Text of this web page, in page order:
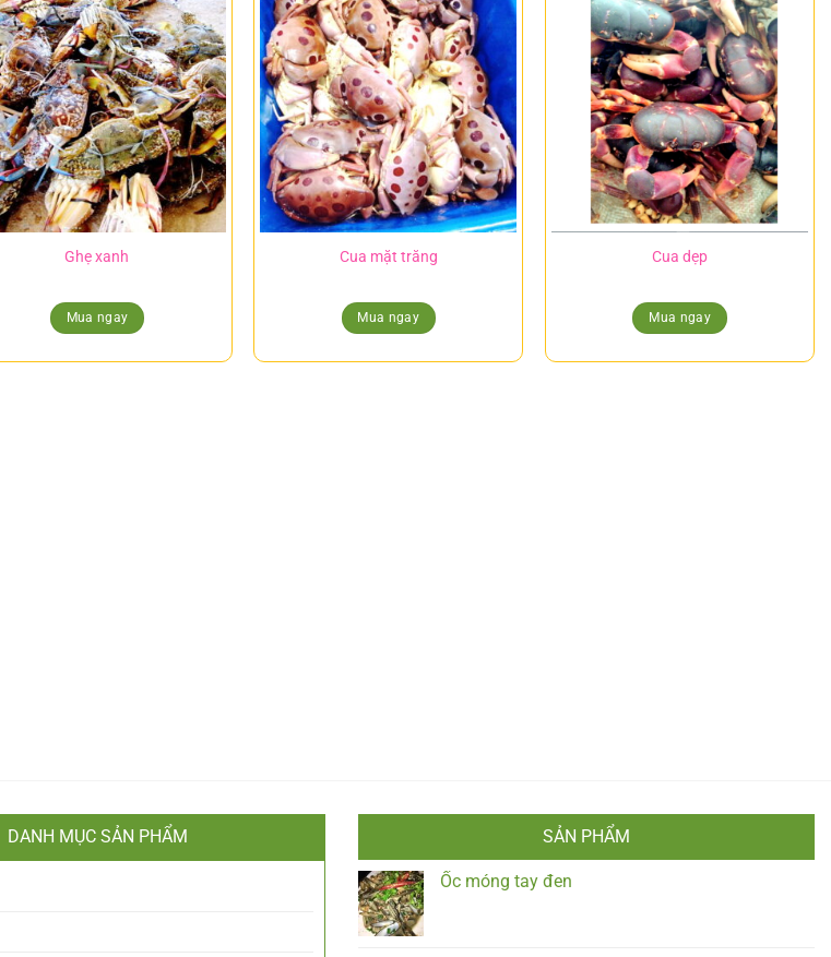
Ghẹ xanh
Mua ngay
Cua mặt trăng
Mua ngay
Cua dẹp
Mua ngay
DANH MỤC SẢN PHẨM SẢN PHẨM
Ốc móng tay đen